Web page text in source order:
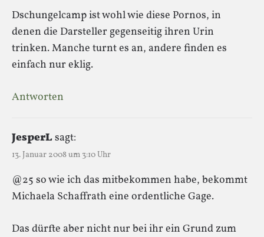
Dschungelcamp ist wohl wie diese Pornos, in
denen die Darsteller gegenseitig ihren Urin
trinken. Manche turnt es an, andere finden es
einfach nur eklig.
Antworten
JesperLsagt:
13. Januar 2008 um 3:10 Uhr
@25 so wie ich das mitbekommen habe, bekommt
Michaela Schaffrath eine ordentliche Gage.
Das dürfte aber nicht nur bei ihr ein Grund zum